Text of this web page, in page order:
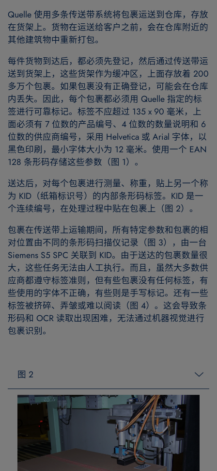
Quelle 使用多条传送带系统将包裹运送到仓库，存放
在货架上。货物在运送给客户之前，会在仓库附近的
其他建筑物中重新打包。
每件货物到达后，都必须先登记，然后通过传送带运
送到货架上，这些货架作为缓冲区，上面存放着 200
多万个包裹。如果包裹没有正确登记，可能会在仓库
内丢失。因此，每个包裹都必须用 Quelle 指定的标
签进行可靠标记。标签不应超过 135 x 90 毫米，上
面必须有 7 位数的产品编号、4 位数的数量说明和 6
位数的供应商编号，采用 Helvetica 或 Arial 字体，以
黑色印刷，最小字体大小为 12 毫米。使用一个 EAN
128 条形码存储这些参数（图 1）。
送达后，对每个包裹进行测量、称重，贴上另一个称
为 KID（纸箱标识号）的内部条形码标签。KID 是一
个连续编号，在处理过程中贴在包裹上（图 2）。
包裹在传送带上运输期间，所有特定参数和包裹的相
对位置由不同的条形码扫描仪记录（图 3），由一台
Siemens S5 SPC 关联到 KID。由于送达的包裹数量很
大，这些任务无法由人工执行。而且，虽然大多数供
应商都遵守标签准则，但有些包裹没有任何标签，有
些使用的字体不正确，有些则是手写标记。还有一些
标签被挤碎、弄皱或难以阅读（图 4）。这会导致条
形码和 OCR 读取出现困难，无法通过机器视觉进行
包裹识别。
图 2